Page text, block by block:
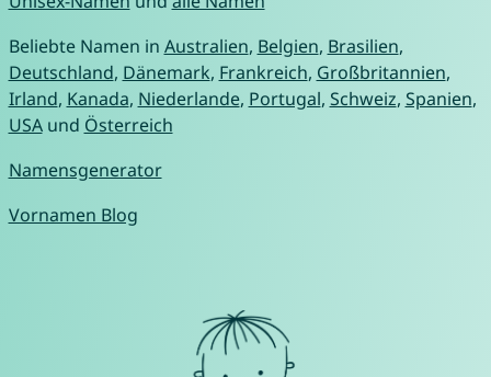
Beliebte Namen in Australien, Belgien, Brasilien,
Deutschland, Dänemark, Frankreich, Großbritannien,
Irland, Kanada, Niederlande, Portugal, Schweiz, Spanien,
USAund Österreich
Namensgenerator
Vornamen Blog